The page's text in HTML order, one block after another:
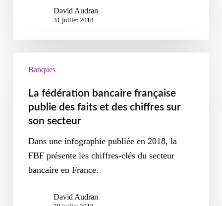
David Audran
31 juillet 2018
Banques
La fédération bancaire française
publie des faits et des chiffres sur
son secteur
Dans une infographie publiée en 2018, la
FBF présente les chiffres-clés du secteur
bancaire en France.
David Audran